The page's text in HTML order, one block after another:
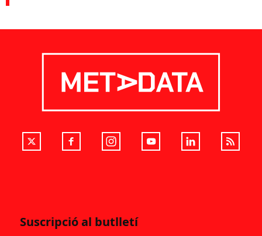
Suscripció al butlletí